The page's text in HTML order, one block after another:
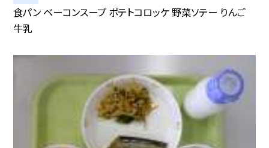
食パン ベーコンスープ ポテトコロッケ 野菜ソテー りんご
牛乳